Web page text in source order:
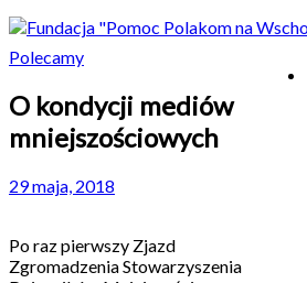
Polecamy
O kondycji mediów
mniejszościowych
29 maja, 2018
Po raz pierwszy Zjazd
Zgromadzenia Stowarzyszenia